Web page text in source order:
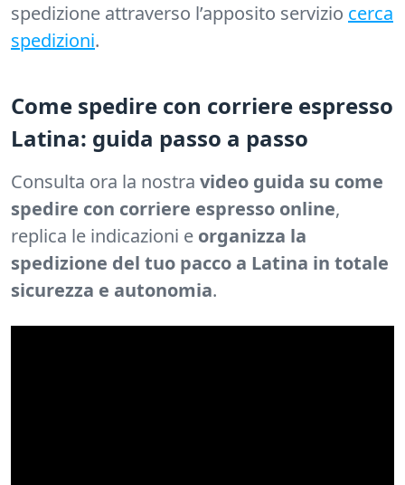
spedizione attraverso l’apposito servizio cerca
spedizioni.
Come spedire con corriere espresso
Latina: guida passo a passo
Consulta ora la nostra video guida su come
spedire con corriere espresso online,
replica le indicazioni e organizza la
spedizione del tuo pacco a Latina in totale
sicurezza e autonomia.